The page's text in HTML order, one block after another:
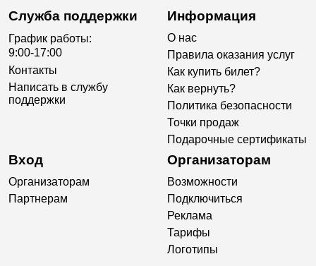
Служба поддержки
График работы:
9:00-17:00
Контакты
Написать в службу
поддержки
Информация
О нас
Правила оказания услуг
Как купить билет?
Как вернуть?
Политика безопасности
Точки продаж
Подарочные сертификаты
Вход
Организаторам
Партнерам
Организаторам
Возможности
Подключиться
Реклама
Тарифы
Логотипы